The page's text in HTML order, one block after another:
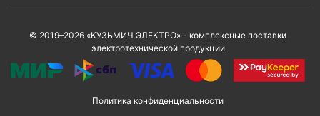
© 2019–2026 «КУЗЬМИЧ ЭЛЕКТРО» - комплексные поставки
электротехнической продукции
Политика конфиденциальности